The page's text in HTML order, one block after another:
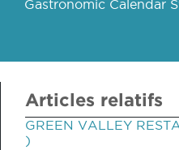
Gastronomic Calendar
Articles relatifs
GREEN VALLEY
)